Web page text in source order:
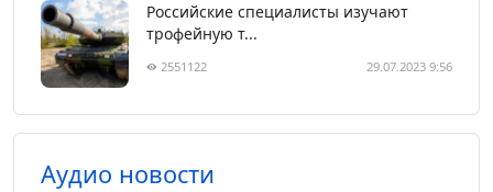
Российские специалисты изучают
трофейную т...
2551122 29.07.2023 9:56
Аудио новости